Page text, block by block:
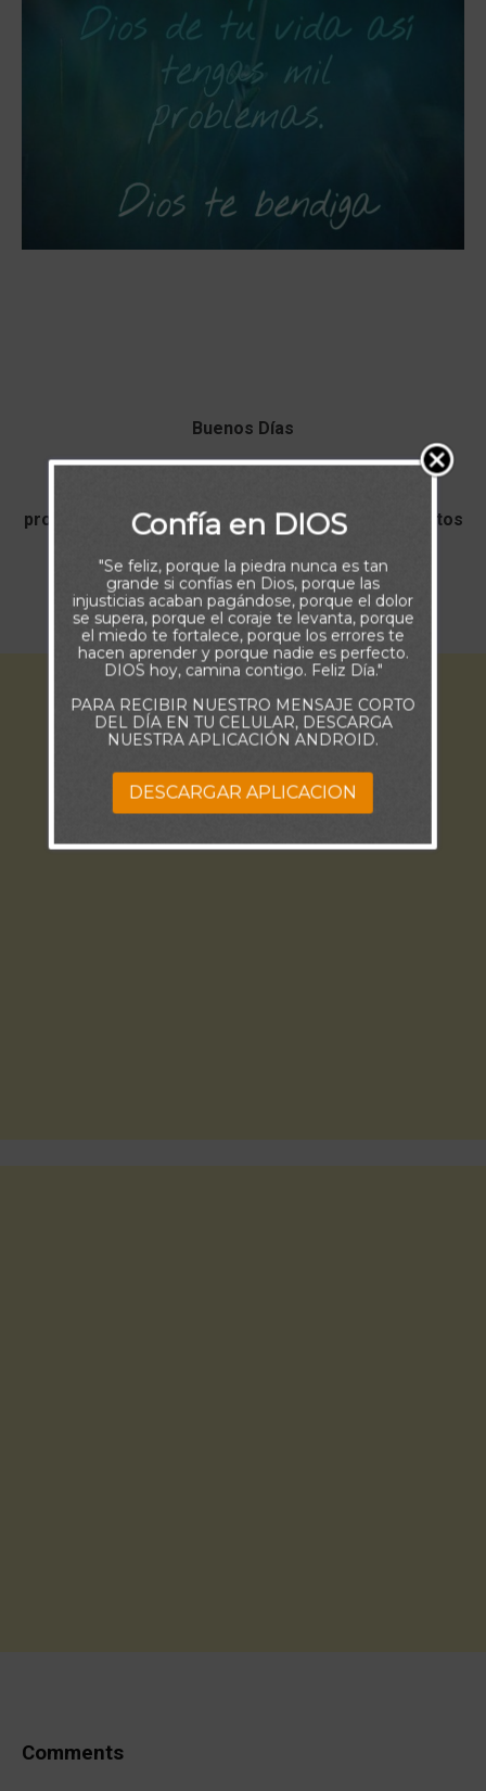
Buenos Días
problemas. Los momentos de prueba, son momentos
Dios Te Bendiga.
Comments
Confía en DIOS
"Se feliz, porque la piedra nunca es tan
grande si confías en Dios, porque las
injusticias acaban pagándose, porque el dolor
se supera, porque el coraje te levanta, porque
el miedo te fortalece, porque los errores te
hacen aprender y porque nadie es perfecto.
DIOS hoy, camina contigo. Feliz Día."
PARA RECIBIR NUESTRO MENSAJE CORTO
DEL DÍA EN TU CELULAR, DESCARGA
NUESTRA APLICACIÓN ANDROID.
DESCARGAR APLICACION